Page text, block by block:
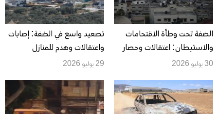
الضفة تحت وطأة الاقتحامات
والاستيطان: اعتقالات وحصار
للمخيمات واعتداءات تطاول
30 يوليو 2026
تصعيد واسع في الضفة: إصابات
واعتقالات وهدم للمنازل
وهجمات للمستوطنين تمتد حتى
29 يوليو 2026